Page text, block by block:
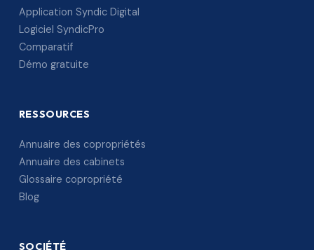
Application Syndic Digital
Logiciel SyndicPro
Comparatif
Démo gratuite
RESSOURCES
Annuaire des copropriétés
Annuaire des cabinets
Glossaire copropriété
Blog
SOCIÉTÉ